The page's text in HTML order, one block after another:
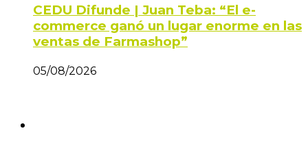
CEDU Difunde | Juan Teba: “El e-
commerce ganó un lugar enorme en las
ventas de Farmashop”
05/08/2026